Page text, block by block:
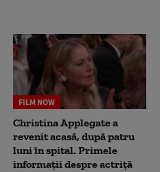
FILM NOW
Christina Applegate a
revenit acasă, după patru
luni în spital. Primele
informații despre actriță